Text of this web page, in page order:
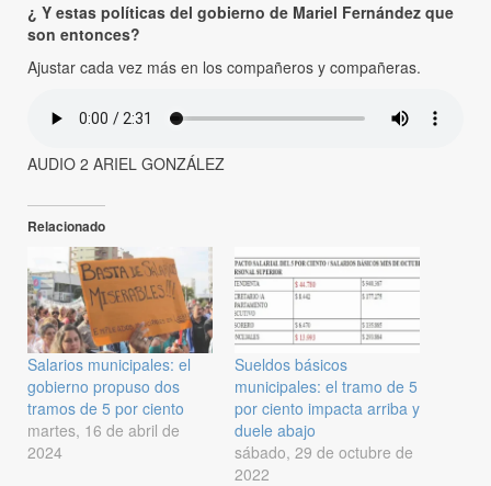
¿ Y estas políticas del gobierno de Mariel Fernández que
son entonces?
Ajustar cada vez más en los compañeros y compañeras.
AUDIO 2 ARIEL GONZÁLEZ
Relacionado
Salarios municipales: el
gobierno propuso dos
tramos de 5 por ciento
martes, 16 de abril de
2024
Sueldos básicos
municipales: el tramo de 5
por ciento impacta arriba y
duele abajo
sábado, 29 de octubre de
2022